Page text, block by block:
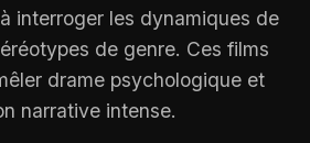
interroger les dynamiques de
de genre. Ces films
drame psychologique et
narrative intense.